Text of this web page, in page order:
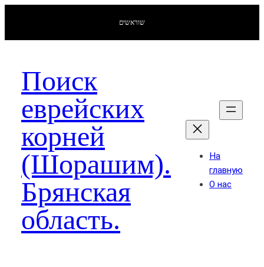
שוראשים
Поиск
еврейских
корней
(Шорашим).
Брянская
область.
На
главную
О нас